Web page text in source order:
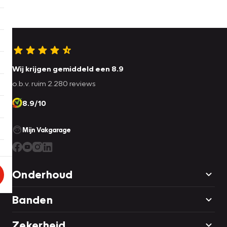
Wij krijgen gemiddeld een 8.9
o.b.v. ruim 2.280 reviews
8.9/10
Mijn Vakgarage
Onderhoud
Banden